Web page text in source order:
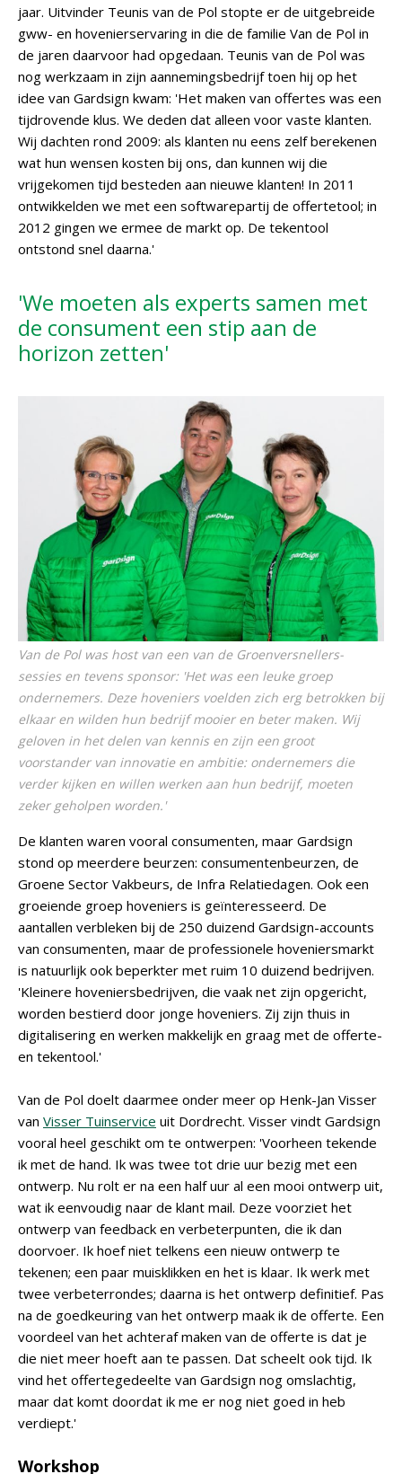
jaar. Uitvinder Teunis van de Pol stopte er de uitgebreide
gww- en hovenierservaring in die de familie Van de Pol in
de jaren daarvoor had opgedaan. Teunis van de Pol was
nog werkzaam in zijn aannemingsbedrijf toen hij op het
idee van Gardsign kwam: 'Het maken van offertes was een
tijdrovende klus. We deden dat alleen voor vaste klanten.
Wij dachten rond 2009: als klanten nu eens zelf berekenen
wat hun wensen kosten bij ons, dan kunnen wij die
vrijgekomen tijd besteden aan nieuwe klanten! In 2011
ontwikkelden we met een softwarepartij de offertetool; in
2012 gingen we ermee de markt op. De tekentool
ontstond snel daarna.'
'We moeten als experts samen met
de consument een stip aan de
horizon zetten'
Van de Pol was host van een van de Groenversnellers-
sessies en tevens sponsor: 'Het was een leuke groep
ondernemers. Deze hoveniers voelden zich erg betrokken bij
elkaar en wilden hun bedrijf mooier en beter maken. Wij
geloven in het delen van kennis en zijn een groot
voorstander van innovatie en ambitie: ondernemers die
verder kijken en willen werken aan hun bedrijf, moeten
zeker geholpen worden.'
De klanten waren vooral consumenten, maar Gardsign
stond op meerdere beurzen: consumentenbeurzen, de
Groene Sector Vakbeurs, de Infra Relatiedagen. Ook een
groeiende groep hoveniers is geïnteresseerd. De
aantallen verbleken bij de 250 duizend Gardsign-accounts
van consumenten, maar de professionele hoveniersmarkt
is natuurlijk ook beperkter met ruim 10 duizend bedrijven.
'Kleinere hoveniersbedrijven, die vaak net zijn opgericht,
worden bestierd door jonge hoveniers. Zij zijn thuis in
digitalisering en werken makkelijk en graag met de offerte-
en tekentool.'
Van de Pol doelt daarmee onder meer op Henk-Jan Visser
van Visser Tuinservice uit Dordrecht. Visser vindt Gardsign
vooral heel geschikt om te ontwerpen: 'Voorheen tekende
ik met de hand. Ik was twee tot drie uur bezig met een
ontwerp. Nu rolt er na een half uur al een mooi ontwerp uit,
wat ik eenvoudig naar de klant mail. Deze voorziet het
ontwerp van feedback en verbeterpunten, die ik dan
doorvoer. Ik hoef niet telkens een nieuw ontwerp te
tekenen; een paar muisklikken en het is klaar. Ik werk met
twee verbeterrondes; daarna is het ontwerp definitief. Pas
na de goedkeuring van het ontwerp maak ik de offerte. Een
voordeel van het achteraf maken van de offerte is dat je
die niet meer hoeft aan te passen. Dat scheelt ook tijd. Ik
vind het offertegedeelte van Gardsign nog omslachtig,
maar dat komt doordat ik me er nog niet goed in heb
verdiept.'
Workshop